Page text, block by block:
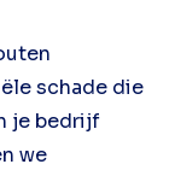
schade die
je bedrijf
we